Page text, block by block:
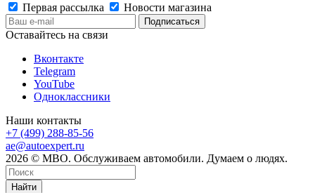
Первая рассылка
Новости магазина
Оставайтесь на связи
Вконтакте
Telegram
YouTube
Одноклассники
Наши контакты
+7 (499) 288-85-56
ae@autoexpert.ru
2026 © МВО. Обслуживаем автомобили. Думаем о людях.
Найти